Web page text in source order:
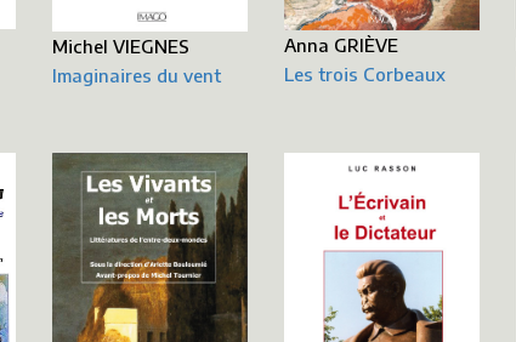
Michel VIEGNES
Imaginaires du vent
Anna GRIÈVE
Les trois Corbeaux